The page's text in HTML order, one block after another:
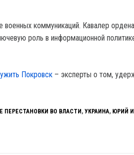
военных коммуникаций. Кавалер
роль в информационной
Покровск – эксперты о том,
ПЕРЕСТАНОВКИ ВО ВЛАСТИ , УКРАИНА, ЮРИЙ